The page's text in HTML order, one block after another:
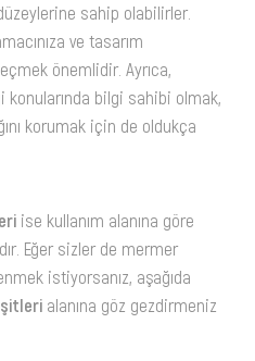
sahip olabilirler.
ve tasarım
önemlidir. Ayrıca,
konularında bilgi sahibi olmak,
korumak için de oldukça
ise kullanım alanına göre
Eğer sizler de mermer
istiyorsanız, aşağıda
alanına göz gezdirmeniz